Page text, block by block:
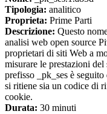
Tipologia: analitico
Proprieta: Prime Parti
Descrizione: Questo
analisi web open source
proprietari di siti Web a
misurare le prestazioni
prefisso _pk_ses è
si ritiene sia un codice di
cookie.
Durata: 30 minuti